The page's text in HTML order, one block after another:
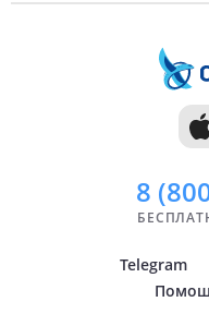
10 дней
12 дней
Октябрь
8
Telegram